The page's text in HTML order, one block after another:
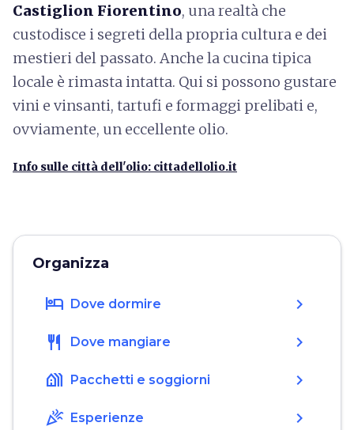
Castiglion Fiorentino, una realtà che
custodisce i segreti della propria cultura e dei
mestieri del passato. Anche la cucina tipica
locale è rimasta intatta. Qui si possono gustare
vini e vinsanti, tartufi e formaggi prelibati e,
ovviamente, un eccellente olio.
Info sulle città dell'olio: cittadellolio.it
Organizza
hotel Dove dormire chevron_right
restaurant Dove mangiare chevron_right
holiday_village Pacchetti e soggiorni chevron_right
celebration Esperienze chevron_right